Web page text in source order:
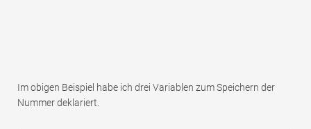
Im obigen Beispiel habe ich drei Variablen zum Speichern der
Nummer deklariert.